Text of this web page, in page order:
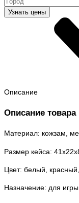
Узнать цены
Описание
Описание товара
Материал: кожзам,
Размер кейса:
Цвет: белый,
Назначение: для